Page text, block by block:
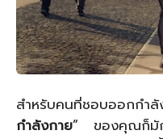
สำหรับคนที่ชอบออกก
กำลังกาย” ของคุณก็มัก